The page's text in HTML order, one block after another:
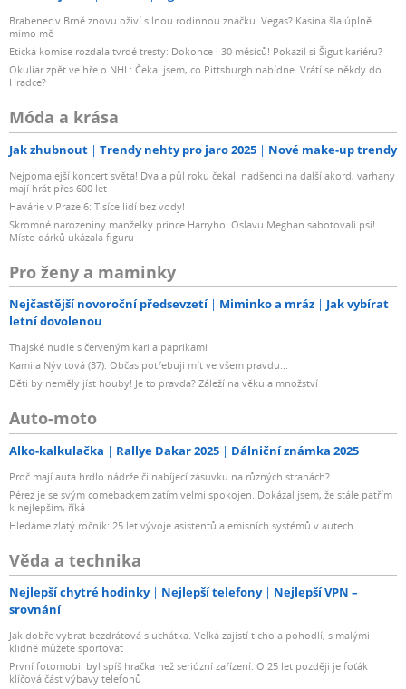
Brabenec v Brně znovu oživí silnou rodinnou značku. Vegas? Kasina šla úplně
mimo mě
Etická komise rozdala tvrdé tresty: Dokonce i 30 měsíců! Pokazil si Šigut kariéru?
Okuliar zpět ve hře o NHL: Čekal jsem, co Pittsburgh nabídne. Vrátí se někdy do
Hradce?
Móda a krása
Jak zhubnout Trendy nehty pro jaro 2025 Nové make-up trendy
Nejpomalejší koncert světa! Dva a půl roku čekali nadšenci na další akord, varhany
mají hrát přes 600 let
Havárie v Praze 6: Tisíce lidí bez vody!
Skromné narozeniny manželky prince Harryho: Oslavu Meghan sabotovali psi!
Místo dárků ukázala figuru
Pro ženy a maminky
Nejčastější novoroční předsevzetí Miminko a mráz
Jak vybírat
letní dovolenou
Thajské nudle s červeným kari a paprikami
Kamila Nývltová (37): Občas potřebuji mít ve všem pravdu...
Děti by neměly jíst houby! Je to pravda? Záleží na věku a množství
Auto-moto
Alko-kalkulačka Rallye Dakar 2025 Dálniční známka 2025
Proč mají auta hrdlo nádrže či nabíjecí zásuvku na různých stranách?
Pérez je se svým comebackem zatím velmi spokojen. Dokázal jsem, že stále patřím
k nejlepším, říká
Hledáme zlatý ročník: 25 let vývoje asistentů a emisních systémů v autech
Věda a technika
Nejlepší chytré hodinky Nejlepší telefony
Nejlepší VPN –
srovnání
Jak dobře vybrat bezdrátová sluchátka. Velká zajistí ticho a pohodlí, s malými
klidně můžete sportovat
První fotomobil byl spíš hračka než seriózní zařízení. O 25 let později je foťák
klíčová část výbavy telefonů